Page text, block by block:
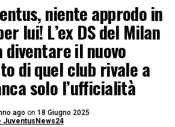
niente approdo in
lui! L’ex DS del Milan
diventare il nuovo
di quel club rivale a
solo l’ufficialità
ago on 18 Giugno 2025
JuventusNews24